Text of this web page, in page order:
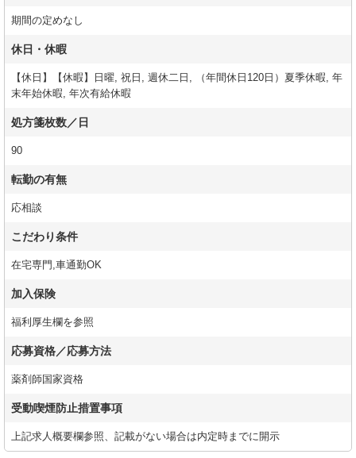
期間の定めなし
休日・休暇
【休日】【休暇】日曜, 祝日, 週休二日, （年間休日120日）夏季休暇, 年
末年始休暇, 年次有給休暇
処方箋枚数／日
90
転勤の有無
応相談
こだわり条件
在宅専門,車通勤OK
加入保険
福利厚生欄を参照
応募資格／応募方法
薬剤師国家資格
受動喫煙防止措置事項
上記求人概要欄参照、記載がない場合は内定時までに開示